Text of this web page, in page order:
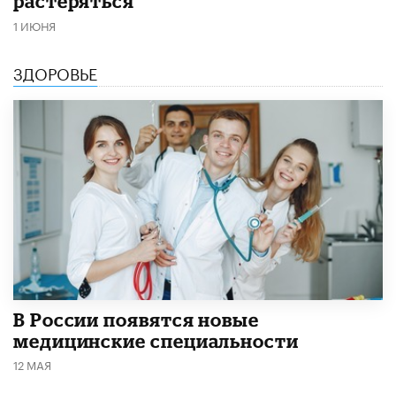
1 ИЮНЯ
ЗДОРОВЬЕ
В России появятся новые
медицинские специальности
12 МАЯ